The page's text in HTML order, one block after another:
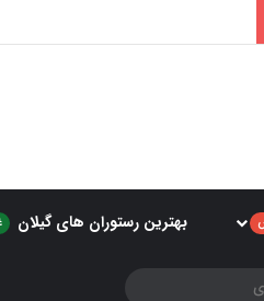
بهترین رستوران های گیلان